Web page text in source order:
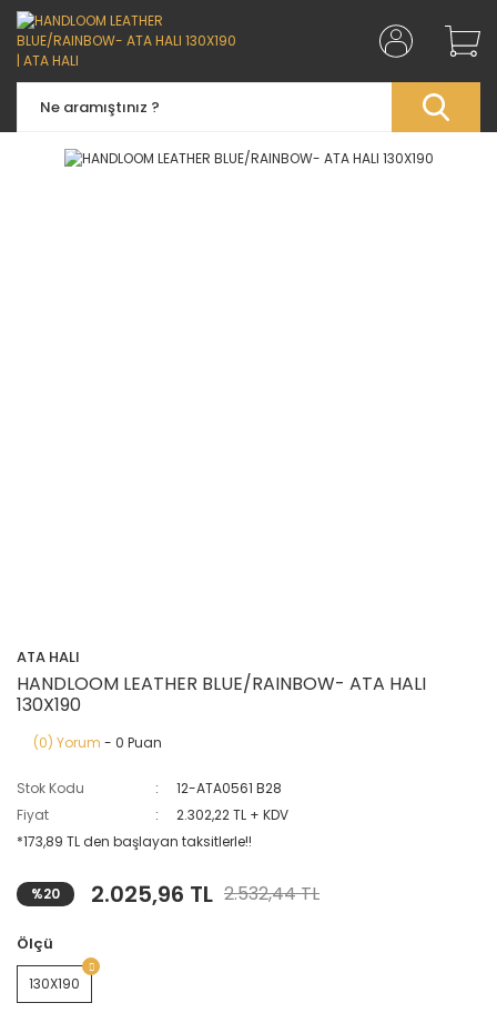
ATA HALI
HANDLOOM LEATHER BLUE/RAINBOW- ATA HALI
130X190
(0) Yorum - 0 Puan
Stok Kodu
12-ATA0561 B28
Fiyat
2.302,22 TL + KDV
*173,89 TL den başlayan taksitlerle!!
%20 2.025,96 TL 2.532,44 TL
Ölçü
130X190